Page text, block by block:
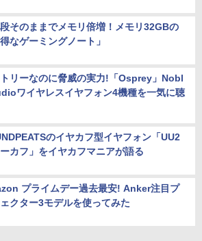
そのままでメモリ倍増！メモリ32GBの
得なゲーミングノート」
リーなのに脅威の実力!「Osprey」Nobl
ワイヤレスイヤフォン4機種を一気に聴
のイヤカフ型イヤフォン「UU2
カフ」をイヤカフマニアが語る
プライムデー過去最安! Anker注目プ
クター3モデルを使ってみた